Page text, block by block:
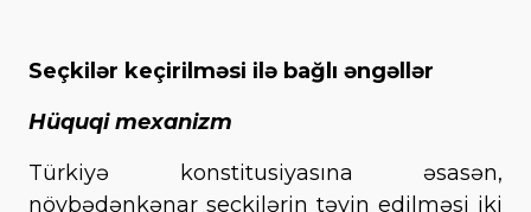
Seçkilər keçirilməsi ilə bağlı əngəllər
Hüquqi mexanizm
Türkiyə konstitusiyasına əsasən,
növbədənkənar seçkilərin təyin edilməsi iki